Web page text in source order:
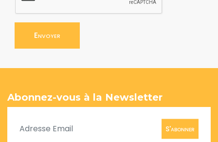
Envoyer
Abonnez-vous à la Newsletter
S'abonner